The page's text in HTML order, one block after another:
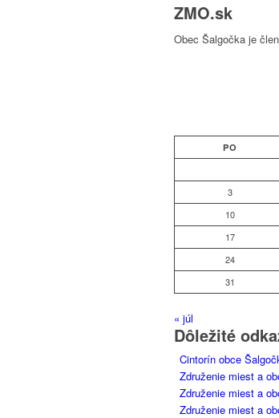
ZMO.sk
Obec Šalgočka je
PO
3
10
17
24
31
« júl
Dôležité
Cintorín obce
Združenie miest a
Združenie miest a
Združenie miest a